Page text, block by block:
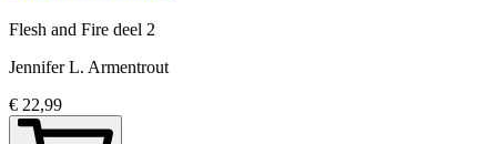
Flesh and Fire deel 2
Jennifer L. Armentrout
€ 22,99